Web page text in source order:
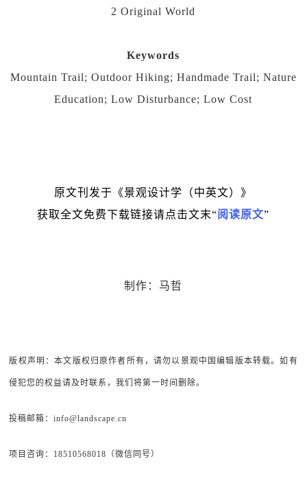
2 Original World
Keywords
Mountain Trail; Outdoor Hiking; Handmade Trail; Nature
Education; Low Disturbance; Low Cost
原文刊发于《景观设计学（中英文）》
获取全文免费下载链接请点击文末“阅读原文”
制作：马哲
版权声明：本文版权归原作者所有，请勿以景观中国编辑版本转载。如有
侵犯您的权益请及时联系，我们将第一时间删除。
投稿邮箱：info@landscape.cn
项目咨询：18510568018（微信同号）